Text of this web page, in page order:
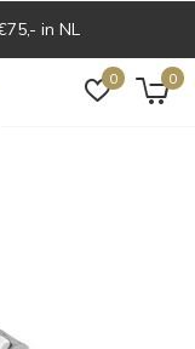
0 0
in NL